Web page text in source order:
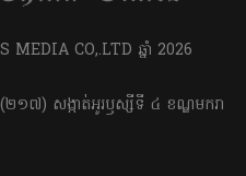
CO,.LTD ឆ្នាំ​ 2026
១៧) សង្កាត់អូរឫស្សីទី ៤ ខណ្ឌមករា